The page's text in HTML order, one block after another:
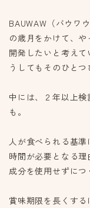
BAUWAW（バウワ
の歳月をかけて、や
開発したいと考え
うしてもそのひと
中には、２年以上
も。
人が食べられる基
時間が必要となる
成分を使用せずにつ
賞味期限を長くす